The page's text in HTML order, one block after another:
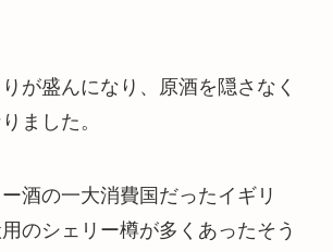
が盛んになり、原酒を隠さなく
ました。
酒の一大消費国だったイギリ
のシェリー樽が多くあったそう